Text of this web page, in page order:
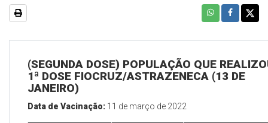
(SEGUNDA DOSE) POPULAÇÃO QUE
1ª DOSE FIOCRUZ/ASTRAZENECA (13 DE
JANEIRO)
Data de Vacinação: 11 de março de 2022